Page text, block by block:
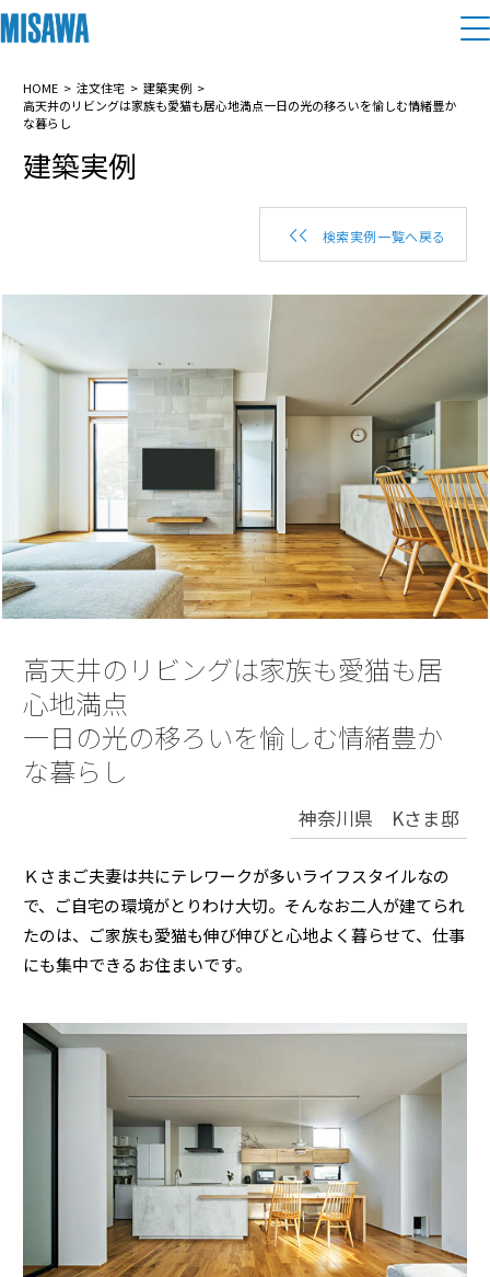
住まい
建てる [注文住宅]
テクノロジー（住まいの性能）
建築事例・建築実例
デザイナーズギャラリー
インテリア
住まいづくりガイド
買う
分譲住宅（建売・土地）検索
中古住宅検索
スムストック検索
売る
住まいの売却
多彩な動画やこだわりが詰まった建築実例、注目の最新情報など、住
まいづくりを楽しく学べるデジタルラウンジです。
ホームラウンジ 新築・戸建て
土地活用
賃貸併用住宅
店舗・各種施設
土地活用モデルルーム見学
土地活用実例
法人のお客さま
社宅建築
医療・介護・子育て・障がい福祉施設
これから土地活用・賃貸経営をご検討の方
土地活用の基礎から長期安定経営を目指すオーナー様まで、賃貸経営
に役立つ多彩な情報を幅広くお届けします。
ホームラウンジ 土地活用・賃貸経営
ミサワリフォームとは
リフォームの流れ
リフォームメニュー
リフォーム事例
事業用
事業用リノベーション
ホテル・旅館リフォーム
リフォーム営業所
これからリフォームをご検討の方
実例動画や基礎知識、収納の工夫など、理想の住まいを叶えるリフォ
ームの具体策とアイデアを豊富にご用意しています。
複合開発・投資開発
複合開発事業（ASMACI-アスマチ-）
再開発・官民連携事業
分譲マンション開発事業
収益不動産・投資開発事業
建築再生事業
事業用売買
すべてのフィールドに新しい価値をデザインし、持続可能な未来志向
ミサワゼネラルソリューション
オーナーサポート
サポートメニュー
住まいるりんぐ（ロングサポート）
保証制度
アフターメンテナンス
ミサワリフォーム
ご相談窓口
ミサワホームオーナーさま・リフォーム工事ご契約者さまとミサワホ
ミサワオーナーズクラブ
業・ IR情報
企業・IR
ニュース
ミサワホームグループ
IR情報
採用情報
中途採用
障がい者採用
ウエルネス事業
展示 場・イベント情報
カタログ請求
住まいのご相談
HOME 注文住宅
建築実例
高天井のリビングは家族も愛猫も居心地満点一日の光の移ろいを愉しむ情緒豊か
な暮らし
建築実例
検索実例一覧へ戻る
高天井のリビングは家族も愛猫も居
心地満点
一日の光の移ろいを愉しむ情緒豊か
な暮らし
神奈川県 Kさま邸
Ｋさまご夫妻は共にテレワークが多いライフスタイルなの
で、ご自宅の環境がとりわけ大切。そんなお二人が建てられ
たのは、ご家族も愛猫も伸び伸びと心地よく暮らせて、仕事
にも集中できるお住まいです。